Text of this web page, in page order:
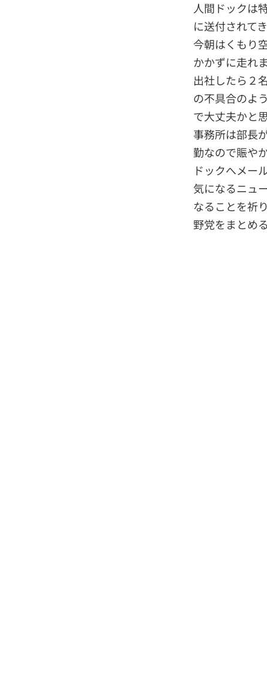
人間ドックは
に送付されて
今朝はくもり
かかずに走れ
出社したら２
の不具合のよ
で大丈夫かと
事務所は部長
勤なので賑や
ドックへメー
気になるニュ
なることを祈
野党をまとめ